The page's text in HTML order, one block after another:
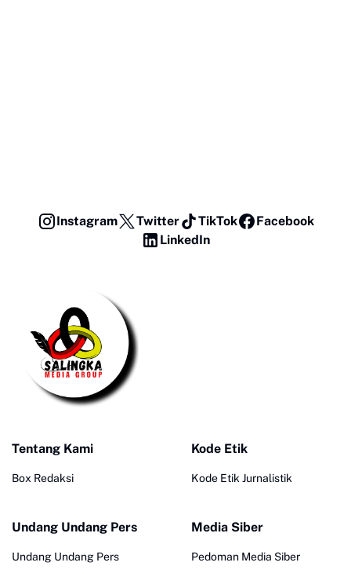
Instagram Twitter TikTok
Facebook
LinkedIn
Tentang Kami
Box Redaksi
Kode Etik
Kode Etik Jurnalistik
Undang Undang Pers
Undang Undang Pers
Media Siber
Pedoman Media Siber